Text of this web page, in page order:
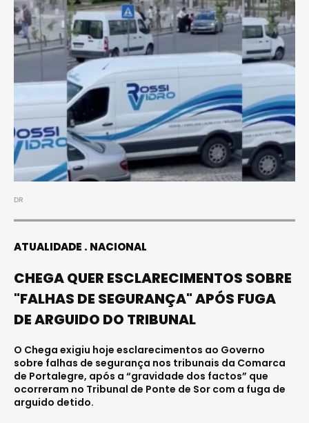
DR
ATUALIDADE NACIONAL
CHEGA QUER ESCLARECIMENTOS SOBRE
"FALHAS DE SEGURANÇA" APÓS FUGA
DE ARGUIDO DO TRIBUNAL
O Chega exigiu hoje esclarecimentos ao Governo
sobre falhas de segurança nos tribunais da Comarca
de Portalegre, após a “gravidade dos factos” que
ocorreram no Tribunal de Ponte de Sor com a fuga de
arguido detido.